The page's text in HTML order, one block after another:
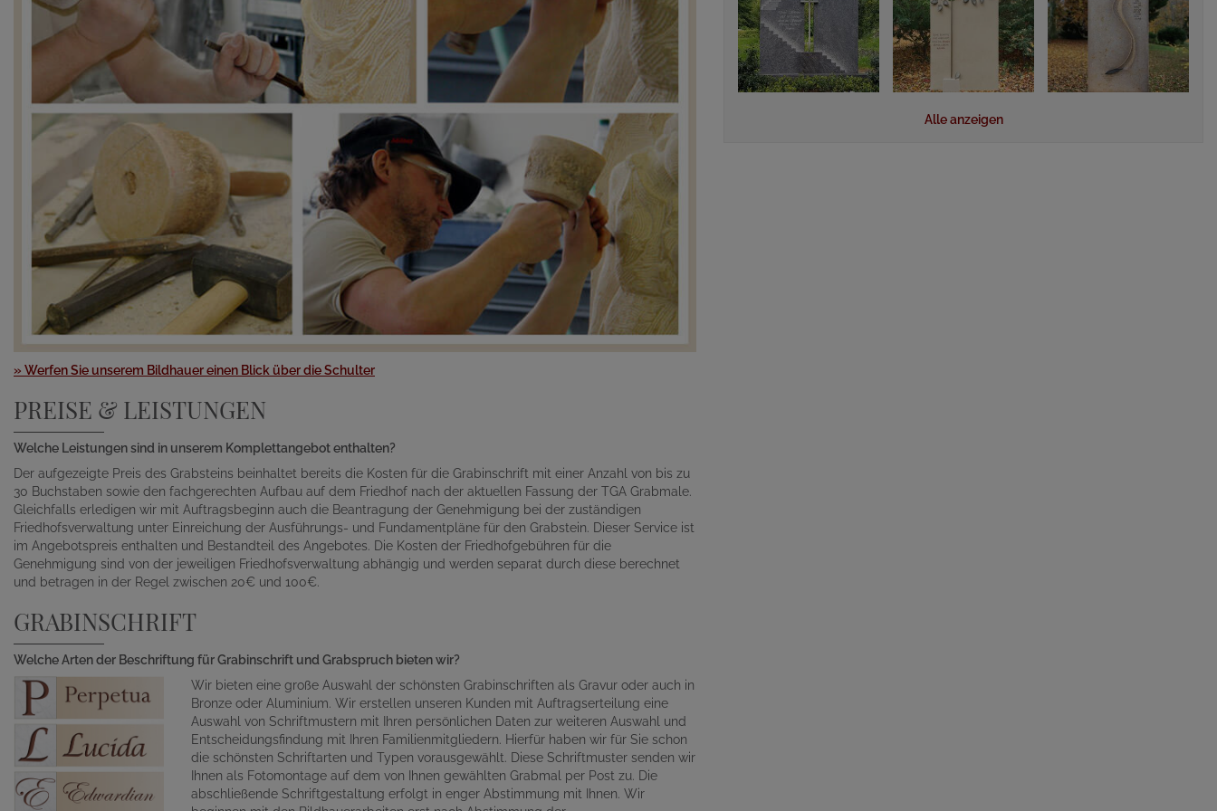
» Werfen Sie unserem Bildhauer einen Blick über die Schulter
PREISE & LEISTUNGEN
Welche Leistungen sind in unserem Komplettangebot enthalten?
Der aufgezeigte Preis des Grabsteins beinhaltet bereits die Kosten für die Grabinschrift mit einer Anzahl von bis zu
30 Buchstaben sowie den fachgerechten Aufbau auf dem Friedhof nach der aktuellen Fassung der TGA Grabmale.
Gleichfalls erledigen wir mit Auftragsbeginn auch die Beantragung der Genehmigung bei der zuständigen
Friedhofsverwaltung unter Einreichung der Ausführungs- und Fundamentpläne für den Grabstein. Dieser Service ist
im Angebotspreis enthalten und Bestandteil des Angebotes. Die Kosten der Friedhofgebühren für die
Genehmigung sind von der jeweiligen Friedhofsverwaltung abhängig und werden separat durch diese berechnet
und betragen in der Regel zwischen 20€ und 100€.
GRABINSCHRIFT
Welche Arten der Beschriftung für Grabinschrift und Grabspruch bieten wir?
Wir bieten eine große Auswahl der schönsten Grabinschriften als Gravur oder auch in
Bronze oder Aluminium. Wir erstellen unseren Kunden mit Auftragserteilung eine
Auswahl von Schriftmustern mit Ihren persönlichen Daten zur weiteren Auswahl und
Entscheidungsfindung mit Ihren Familienmitgliedern. Hierfür haben wir für Sie schon
die schönsten Schriftarten und Typen vorausgewählt. Diese Schriftmuster senden wir
Ihnen als Fotomontage auf dem von Ihnen gewählten Grabmal per Post zu. Die
abschließende Schriftgestaltung erfolgt in enger Abstimmung mit Ihnen. Wir
Alle anzeigen